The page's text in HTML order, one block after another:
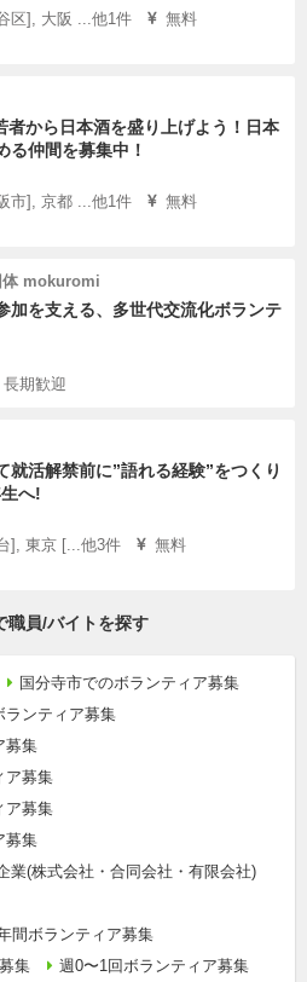
区], 大阪 ...他1件
無料
者から日本酒を盛り上げよう！日本
る仲間を募集中！
市], 京都 ...他1件
無料
体 mokuromi
加を支える、多世代交流化ボランテ
長期歓迎
就活解禁前に”語れる経験”をつくり
へ!
], 東京 [...他3件
無料
職員/バイトを探す
国分寺市でのボランティア募集
ランティア募集
募集
ア募集
ア募集
募集
業(株式会社・合同会社・有限会社)
間ボランティア募集
集
週0〜1回ボランティア募集